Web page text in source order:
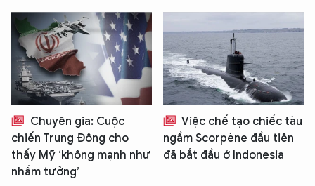
Chuyên gia: Cuộc
chiến Trung Đông cho
thấy Mỹ ‘không mạnh như
nhầm tưởng’
Việc chế tạo chiếc tàu
ngầm Scorpène đầu tiên
đã bắt đầu ở Indonesia